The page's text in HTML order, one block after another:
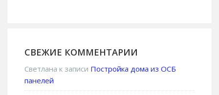
СВЕЖИЕ КОММЕНТАРИИ
Светлана к записи Постройка дома из ОСБ
панелей